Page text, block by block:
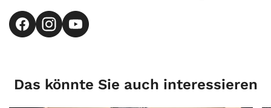
Das könnte Sie auch interessieren